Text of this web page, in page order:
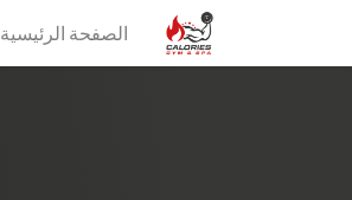
الصفحة الرئيسية